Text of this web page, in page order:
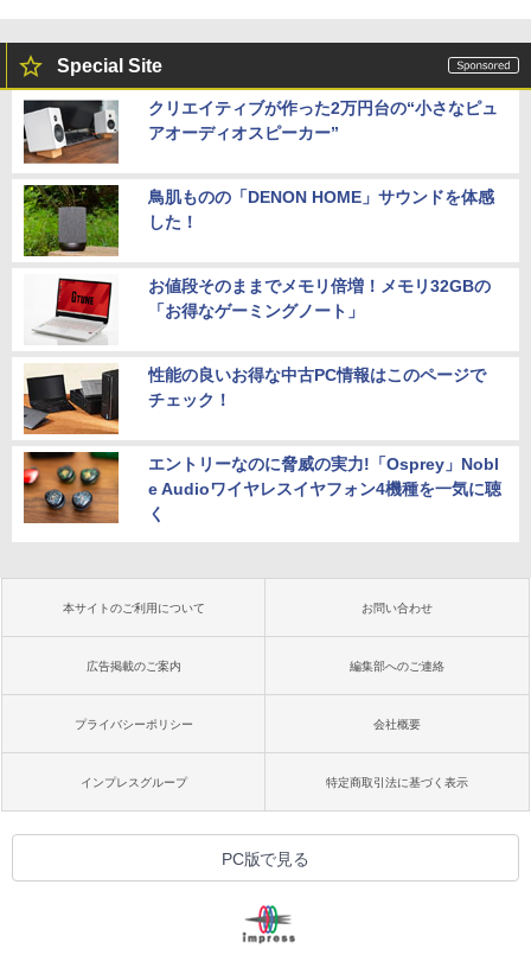
Special Site
クリエイティブが作った2万円台の“小さなピュ
アオーディオスピーカー”
鳥肌ものの「DENON HOME」サウンドを体感
した！
お値段そのままでメモリ倍増！メモリ32GBの
「お得なゲーミングノート」
性能の良いお得な中古PC情報はこのページで
チェック！
エントリーなのに脅威の実力!「Osprey」Nobl
e Audioワイヤレスイヤフォン4機種を一気に聴
く
本サイトのご利用について お問い合わせ
広告掲載のご案内 編集部へのご連絡
プライバシーポリシー 会社概要
インプレスグループ 特定商取引法に基づく表示
PC版で見る